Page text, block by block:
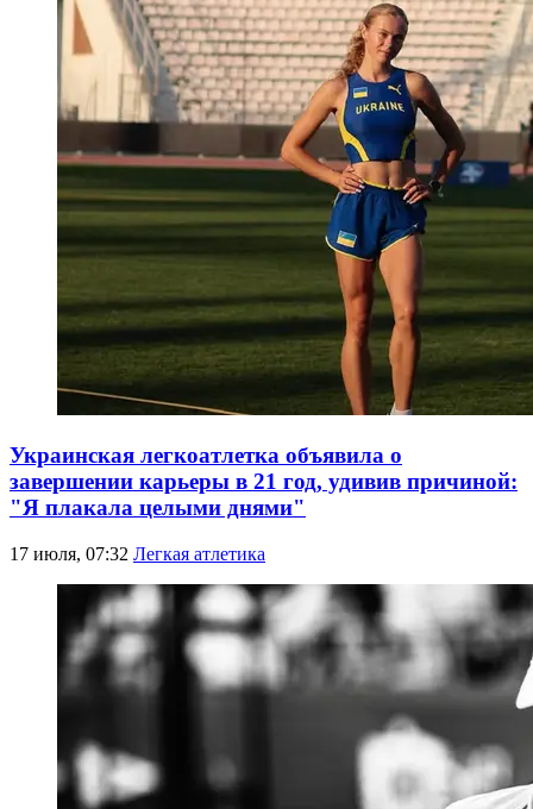
Украинская легкоатлетка объявила о
завершении карьеры в 21 год, удивив причиной:
"Я плакала целыми днями"
17 июля, 07:32 Легкая атлетика